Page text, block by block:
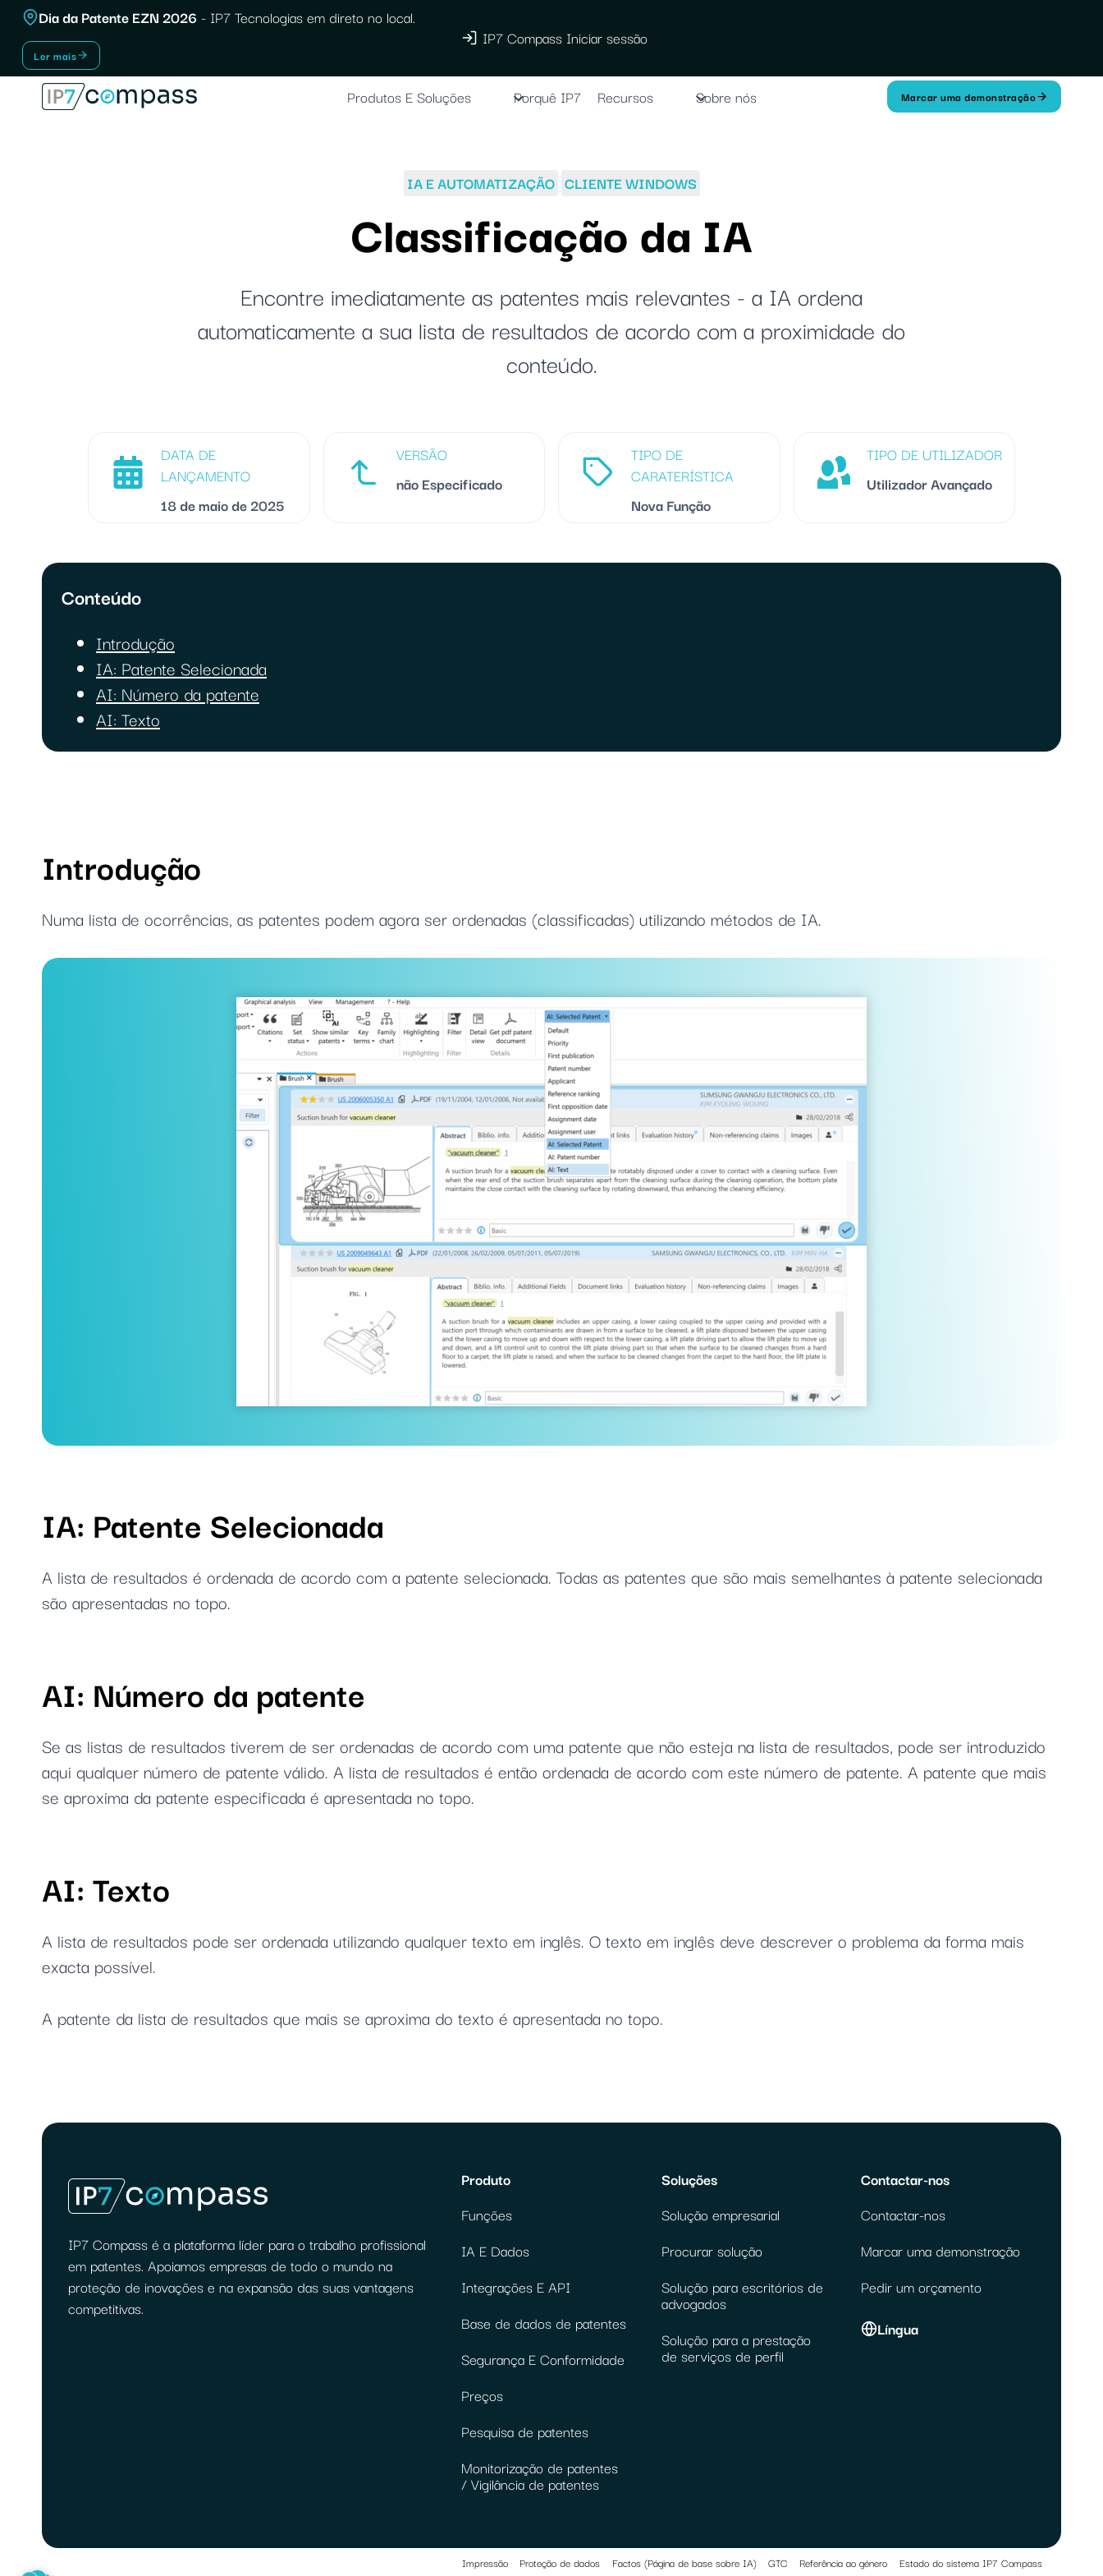
Saltar
para
conteúdo
Dia da Patente EZN 2026 - IP7 Tecnologias em direto no local.
Ler mais
IP7 Compass Iniciar sessão
Produtos E Soluções Porquê IP7 Recursos Sobre nós Marcar uma demonstração
IA E AUTOMATIZAÇÃO CLIENTE WINDOWS
Classificação da IA
Encontre imediatamente as patentes mais relevantes - a IA ordena
automaticamente a sua lista de resultados de acordo com a proximidade do
conteúdo.
DATA DE
LANÇAMENTO
18 de maio de 2025
VERSÃO
não Especificado
TIPO DE
CARATERÍSTICA
Nova Função
TIPO DE UTILIZADOR
Utilizador Avançado
Conteúdo
Introdução
IA: Patente Selecionada
AI: Número da patente
AI: Texto
Introdução
Numa lista de ocorrências, as patentes podem agora ser ordenadas (classificadas) utilizando métodos de IA.
IA: Patente Selecionada
A lista de resultados é ordenada de acordo com a patente selecionada. Todas as patentes que são mais semelhantes à patente selecionada
são apresentadas no topo.
AI: Número da patente
Se as listas de resultados tiverem de ser ordenadas de acordo com uma patente que não esteja na lista de resultados, pode ser introduzido
aqui qualquer número de patente válido. A lista de resultados é então ordenada de acordo com este número de patente. A patente que mais
se aproxima da patente especificada é apresentada no topo.
AI: Texto
A lista de resultados pode ser ordenada utilizando qualquer texto em inglês. O texto em inglês deve descrever o problema da forma mais
exacta possível.
A patente da lista de resultados que mais se aproxima do texto é apresentada no topo.
IP7 Compass é a plataforma líder para o trabalho profissional
em patentes. Apoiamos empresas de todo o mundo na
proteção de inovações e na expansão das suas vantagens
competitivas.
Produto
Funções
IA E Dados
Integrações E API
Base de dados de patentes
Segurança E Conformidade
Preços
Pesquisa de patentes
Monitorização de patentes
/ Vigilância de patentes
Soluções
Solução empresarial
Procurar solução
Solução para escritórios de
advogados
Solução para a prestação
de serviços de perfil
Contactar-nos
Contactar-nos
Marcar uma demonstração
Pedir um orçamento
Língua
Impressão Proteção de dados Factos (Página de base sobre IA) GTC Referência ao género Estado do sistema IP7 Compass